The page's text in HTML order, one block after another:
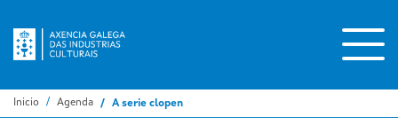
Inicio Agenda A serie clopen